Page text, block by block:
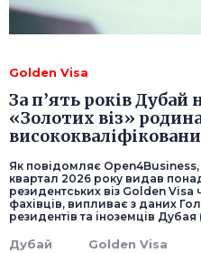
Golden Visa
За п’ять років Дубай
«Золотих віз»
Як повідомляє
квартал 2026 року видав
резидентських віз Golden
фахівців, випливає з даних
резидентів та іноземців Дубая
Дубай Golden Visa